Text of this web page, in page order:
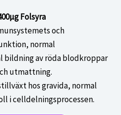
Folsyra
och
normal
bildning av röda blodkroppar
utmattning.
hos gravida, normal
i celldelningsprocessen.